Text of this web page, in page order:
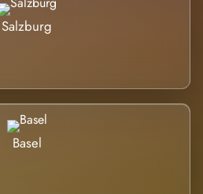
Salzburg
Basel